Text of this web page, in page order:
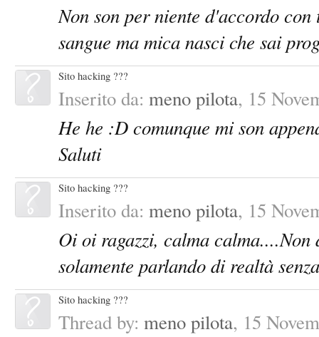
Non son per niente d'accordo
sangue ma mica nasci che sai
Sito hacking ???
Inserito da: meno pilota, 15
He he :D comunque mi son
Saluti
Sito hacking ???
Inserito da: meno pilota, 15
Oi oi ragazzi, calma
solamente parlando di realtà
Sito hacking ???
Thread by: meno pilota, 15